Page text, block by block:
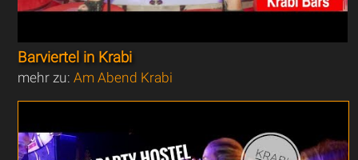
Barviertel in Krabi
mehr zu:Am Abend Krabi